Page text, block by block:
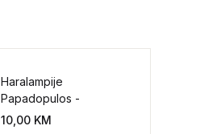
Haralampije
Papadopulos -
Poverenje: sloboda od
10,00 KM